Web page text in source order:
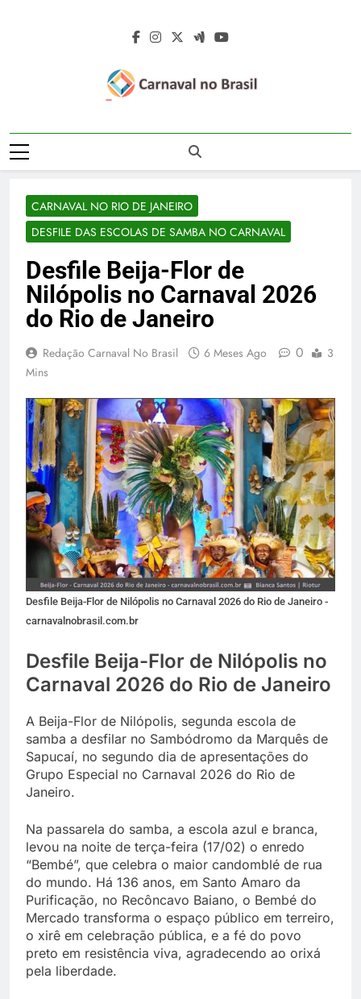
Carnaval No
Brasil 2027 –
Carnaval De Rua
2027 – Desfile
Das Escolas De
Samba
Rua 2027 – Desfile Das Escolas De
Samba – Fotos Carnaval 2026 – Blocos
Rainhas De Bateria – Famosos No
Carnaval
CARNAVAL NO RIO DE JANEIRO
DESFILE DAS ESCOLAS DE SAMBA NO CARNAVAL
Desfile Beija-Flor de
Nilópolis no Carnaval 2026
do Rio de Janeiro
Redação Carnaval No Brasil 6 Meses Ago 0
3
Mins
Desfile Beija-Flor de Nilópolis no Carnaval 2026 do Rio de Janeiro -
carnavalnobrasil.com.br
Desfile Beija-Flor de Nilópolis no
Carnaval 2026 do Rio de Janeiro
A Beija-Flor de Nilópolis, segunda escola de
samba a desfilar no Sambódromo da Marquês de
Sapucaí, no segundo dia de apresentações do
Grupo Especial no Carnaval 2026 do Rio de
Janeiro.
Na passarela do samba, a escola azul e branca,
levou na noite de terça-feira (17/02) o enredo
“Bembé”, que celebra o maior candomblé de rua
do mundo. Há 136 anos, em Santo Amaro da
Purificação, no Recôncavo Baiano, o Bembé do
Mercado transforma o espaço público em terreiro,
o xirê em celebração pública, e a fé do povo
preto em resistência viva, agradecendo ao orixá
pela liberdade.